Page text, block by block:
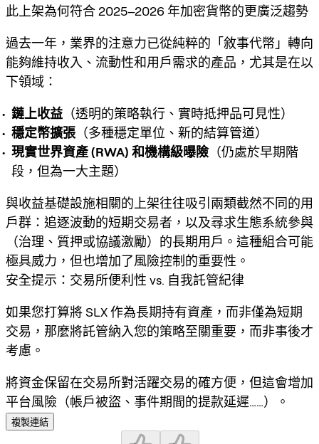
此上架為何符合 2025–2026 年加密貨幣的更廣泛趨勢
過去一年，業界的注意力已從純粹的「敘事代幣」轉向
能夠維持收入、流動性和用戶需求的產品 ，尤其是在以
下領域：
鏈上收益 （透明的策略執行、實時抵押品可見性）
穩定幣擴張 （多種穩定單位、新的結算管道）
現實世界資產 (RWA) 和機構級曝險 （仍處於早期階
段，但為一大主題）
與收益基礎設施相關的上架往往吸引兩類截然不同的用
戶群：追逐波動的短期交易者，以及尋求生態系統參與
（治理、質押或協議激勵）的長期用戶。這種組合可能
極具威力，但也增加了風險控制的重要性。
安全提示：交易所便利性 vs. 自我託管紀律
如果您打算將 SLX 作為長期持有資產，而非僅為短期
交易，那麼將託管納入您的策略至關重要，而非事後才
考慮。
將資金保留在交易所對活躍交易的確方便，但這會增加
平台風險（帳戶被盜、事件期間的提款延遲……）。
複製連結